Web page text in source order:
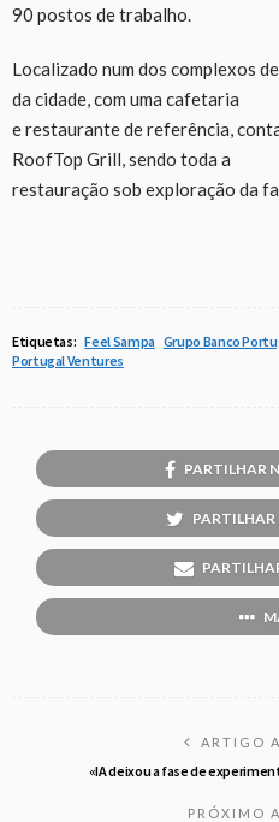
90 postos de trabalho.
Localizado num dos complexos
da cidade, com uma cafetaria
e restaurante de referência,
RoofTop Grill, sendo toda a
restauração sob exploração da
Etiquetas: Feel Sampa Grupo Banco
Portugal Ventures
PARTILHAR
ARTIGO
«IA deixou a fase de
PRÓXIMO